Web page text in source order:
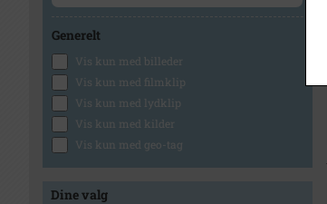
Generelt
Vis kun med billeder
Vis kun med filmklip
Vis kun med lydklip
Vis kun med kilder
Vis kun med geo-tag
Dine valg